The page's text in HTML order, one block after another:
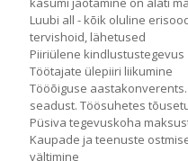
Luubi all - kõik oluline
tervishoid, lähetused
Piiriülene kindlustustegevus
Töötajate ülepiiri liikumine
Tööõiguse
seadust. Töösuhetes
Püsiva tegevuskoha
Kaupade ja teenuste
vältimine